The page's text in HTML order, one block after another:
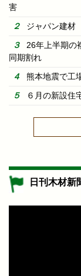
害
ジャパン建材
26年上半期
同期割れ
熊本地震で工
６月の新設住
日刊木材新